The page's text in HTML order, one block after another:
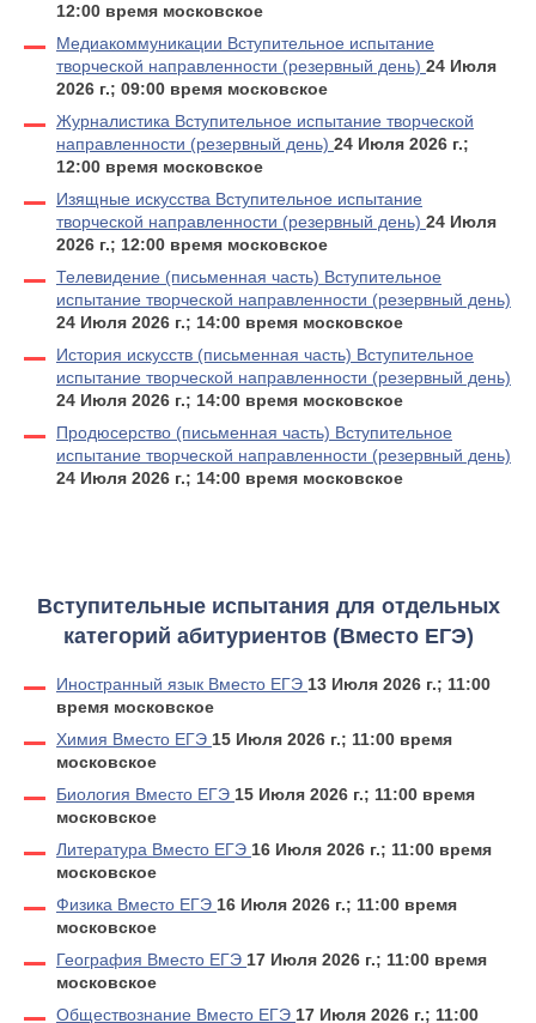
12:00 время московское
Медиакоммуникации Вступительное испытание
творческой направленности (резервный день) 24 Июля
2026 г.; 09:00 время московское
Журналистика Вступительное испытание творческой
направленности (резервный день) 24 Июля 2026 г.;
12:00 время московское
Изящные искусства Вступительное испытание
творческой направленности (резервный день) 24 Июля
2026 г.; 12:00 время московское
Телевидение (письменная часть) Вступительное
испытание творческой направленности (резервный день)
24 Июля 2026 г.; 14:00 время московское
История искусств (письменная часть) Вступительное
испытание творческой направленности (резервный день)
24 Июля 2026 г.; 14:00 время московское
Продюсерство (письменная часть) Вступительное
испытание творческой направленности (резервный день)
24 Июля 2026 г.; 14:00 время московское
Вступительные испытания для отдельных
категорий абитуриентов (Вместо ЕГЭ)
Иностранный язык Вместо ЕГЭ 13 Июля 2026 г.; 11:00
время московское
Химия Вместо ЕГЭ 15 Июля 2026 г.; 11:00 время
московское
Биология Вместо ЕГЭ 15 Июля 2026 г.; 11:00 время
московское
Литература Вместо ЕГЭ 16 Июля 2026 г.; 11:00 время
московское
Физика Вместо ЕГЭ 16 Июля 2026 г.; 11:00 время
московское
География Вместо ЕГЭ 17 Июля 2026 г.; 11:00 время
московское
Обществознание Вместо ЕГЭ 17 Июля 2026 г.; 11:00